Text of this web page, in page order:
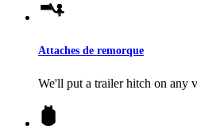
Attaches de remorque
We'll put a trailer hitch on any